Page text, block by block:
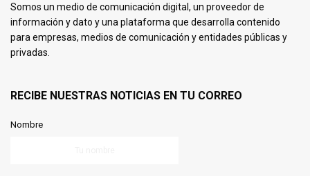
Somos un medio de comunicación digital, un proveedor de
información y dato y una plataforma que desarrolla contenido
para empresas, medios de comunicación y entidades públicas y
privadas.
RECIBE NUESTRAS NOTICIAS EN TU CORREO
Nombre